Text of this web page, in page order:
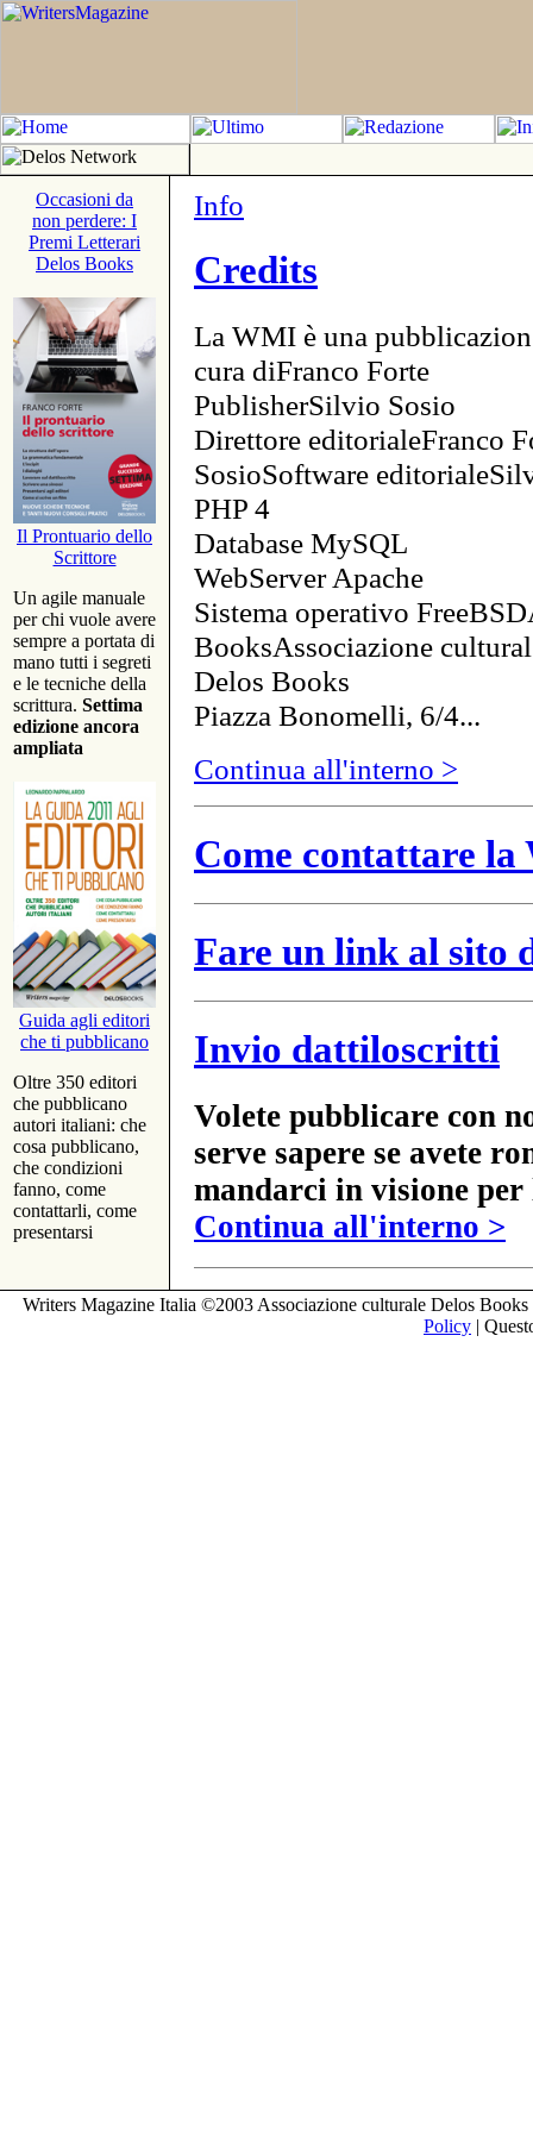
Occasioni da
non perdere: I
Premi Letterari
Delos Books
Il Prontuario dello
Scrittore
Un agile manuale
per chi vuole avere
sempre a portata di
mano tutti i segreti
e le tecniche della
scrittura. Settima
edizione ancora
ampliata
Guida agli editori
che ti pubblicano
Oltre 350 editori
che pubblicano
autori italiani: che
cosa pubblicano,
che condizioni
fanno, come
contattarli, come
presentarsi
Info
Credits
La WMI è una
cura diFranco Forte
PublisherSilvio Sosio
Direttore editorialeFranco
SosioSoftware
PHP 4
Database MySQL
WebServer Apache
Sistema operativo
BooksAssociazione
Delos Books
Piazza Bonomelli, 6/4...
Continua all'interno >
Come contattare
Fare un link al sito
Invio dattiloscritti
Volete pubblicare con
serve sapere se avete
mandarci in visione
Continua all'interno >
Writers Magazine Italia ©2003 Associazione culturale Delos
Policy |